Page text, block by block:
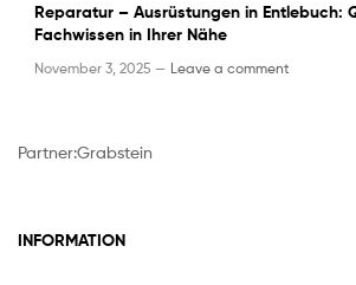
Reparatur – Ausrüstungen in Entlebuch:
Fachwissen in Ihrer Nähe
November 3, 2025 — Leave a comment
Partner:Grabstein
INFORMATION